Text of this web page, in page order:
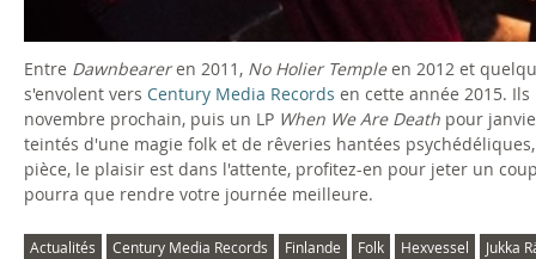
Entre Dawnbeareren 2011, No Holier Templeen 2012 et
s'envolent vers Century Media Records en cette année 2015.
novembre prochain, puis un LP When We Are Death pour
teintés d'une magie folk et de rêveries hantées
pièce, le plaisir est dans l'attente, profitez-en pour jeter un
pourra que rendre votre journée meilleure.
Actualités Century Media Records Finlande Folk Hexvessel
Jukka